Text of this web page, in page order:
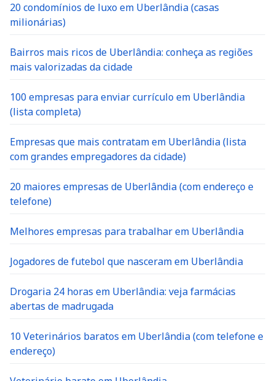
20 condomínios de luxo em Uberlândia (casas
milionárias)
Bairros mais ricos de Uberlândia: conheça as regiões
mais valorizadas da cidade
100 empresas para enviar currículo em Uberlândia
(lista completa)
Empresas que mais contratam em Uberlândia (lista
com grandes empregadores da cidade)
20 maiores empresas de Uberlândia (com endereço e
telefone)
Melhores empresas para trabalhar em Uberlândia
Jogadores de futebol que nasceram em Uberlândia
Drogaria 24 horas em Uberlândia: veja farmácias
abertas de madrugada
10 Veterinários baratos em Uberlândia (com telefone e
endereço)